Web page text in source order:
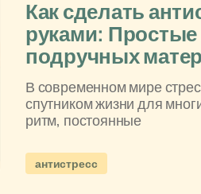
Как сделать
руками: Простые
подручных
В современном мире
спутником жизни для
ритм, постоянные
антистресс